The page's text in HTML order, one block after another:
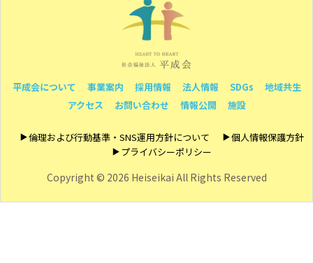
平成会について 事業案内 採用情報 法人情報 SDGs
地域共生
アクセス
お問い合わせ 情報公開 施設
倫理および行動基準・SNS運用方針について
個人情報保護方針
プライバシーポリシー
Copyright © 2026 Heiseikai All Rights Reserved